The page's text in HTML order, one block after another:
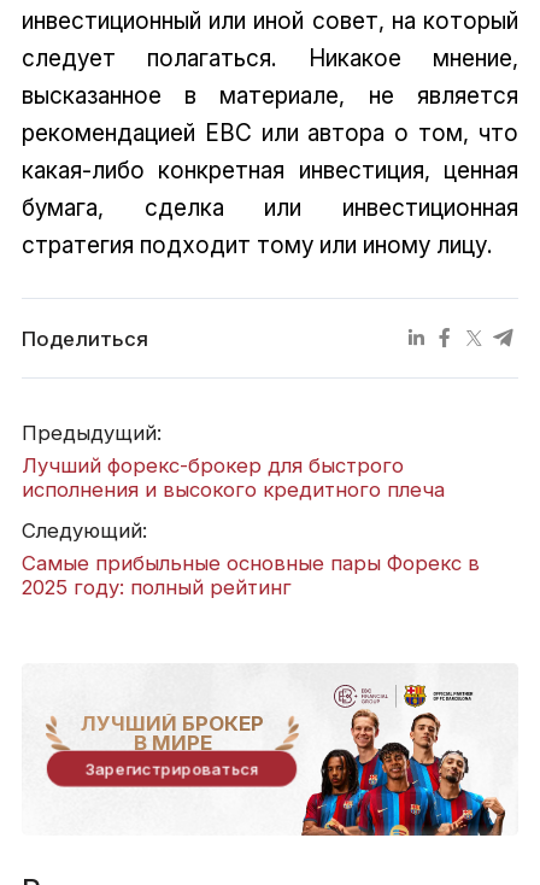
инвестиционный или иной совет, на который
следует полагаться. Никакое мнение,
высказанное в материале, не является
рекомендацией EBC или автора о том, что
какая-либо конкретная инвестиция, ценная
бумага, сделка или инвестиционная
стратегия подходит тому или иному лицу.
Поделиться
Предыдущий:
Лучший форекс-брокер для быстрого
исполнения и высокого кредитного плеча
Следующий:
Самые прибыльные основные пары Форекс в
2025 году: полный рейтинг
ЛУЧШИЙ БРОКЕР
В МИРЕ
Зарегистрироваться